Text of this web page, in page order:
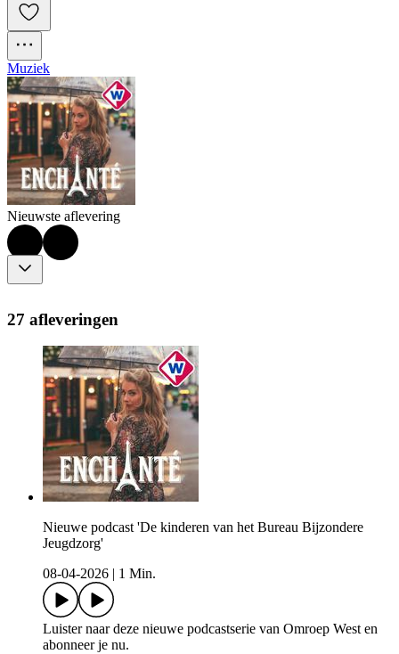
Muziek
Nieuwste aflevering
27 afleveringen
Nieuwe podcast 'De kinderen van het Bureau Bijzondere
Jeugdzorg'
08-04-2026
1 Min.
Luister naar deze nieuwe podcastserie van Omroep West en
abonneer je nu.